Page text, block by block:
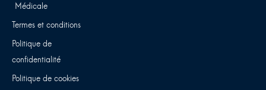
Médicale
Termes et conditions
Politique de
confidentialité
Politique de cookies